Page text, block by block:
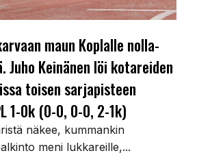
maun Koplalle nolla-
Keinänen löi kotareiden
toisen sarjapisteen
1-0k (0-0, 0-0, 2-1k)
näkee, kummankin
meni lukkareille,...